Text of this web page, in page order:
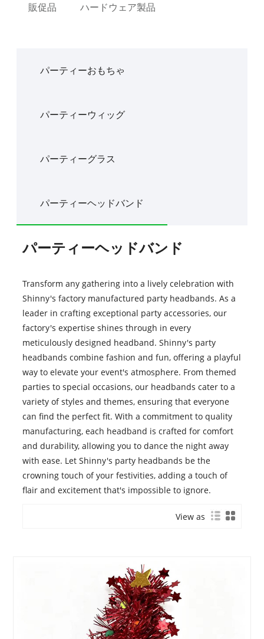
販促品 ハードウェア製品
パーティーおもちゃ
パーティーウィッグ
パーティーグラス
パーティーヘッドバンド
パーティーヘッドバンド
Transform any gathering into a lively celebration with
Shinny's factory manufactured party headbands. As a
leader in crafting exceptional party accessories, our
factory's expertise shines through in every
meticulously designed headband. Shinny's party
headbands combine fashion and fun, offering a playful
way to elevate your event's atmosphere. From themed
parties to special occasions, our headbands cater to a
variety of styles and themes, ensuring that everyone
can find the perfect fit. With a commitment to quality
manufacturing, each headband is crafted for comfort
and durability, allowing you to dance the night away
with ease. Let Shinny's party headbands be the
crowning touch of your festivities, adding a touch of
flair and excitement that's impossible to ignore.
View as